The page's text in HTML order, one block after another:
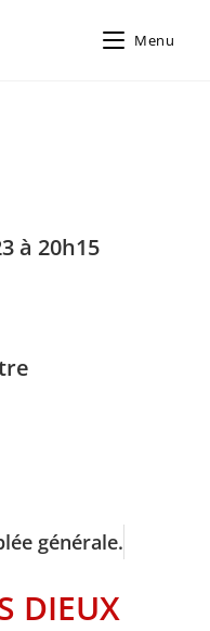
Menu
à 20h15
générale.
DIEUX